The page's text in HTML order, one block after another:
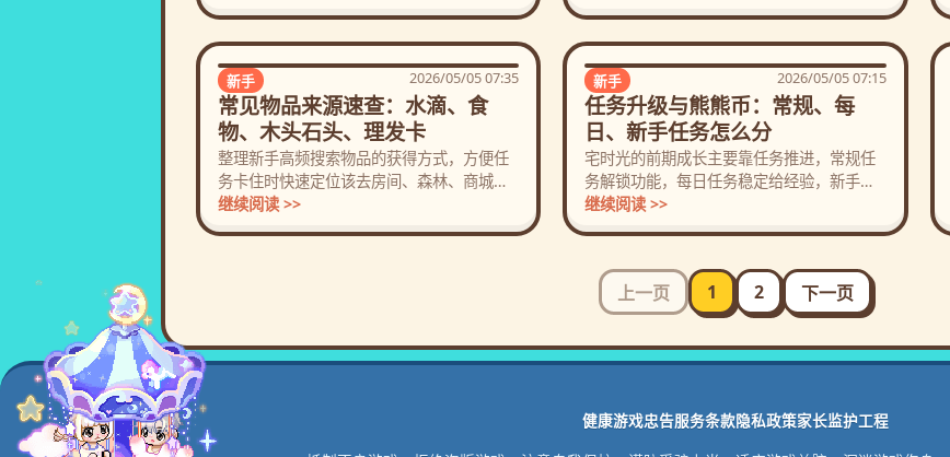
新手 2026/05/05 07:35
常见物品来源速查：水滴、食
物、木头石头、理发卡
整理新手高频搜索物品的获得方式，方便任
务卡住时快速定位该去房间、森林、商城还
是活动入口。
继续阅读 >>
新手 2026/05/05 07:15
任务升级与熊熊币：常规、每
日、新手任务怎么分
宅时光的前期成长主要靠任务推进，常规任
务解锁功能，每日任务稳定给经验，新手任
务补充熊熊币。
继续阅读 >>
上一页 1 2 下一页
健康游戏忠告服务条款隐私政策家长监护工程